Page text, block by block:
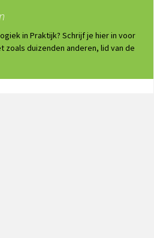
in Praktijk? Schrijf je hier in voor
zoals duizenden anderen, lid van de